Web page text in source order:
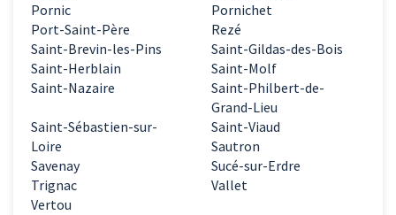
Pornic
Pornichet
Port-Saint-Père
Rezé
Saint-Brevin-les-Pins
Saint-Gildas-des-Bois
Saint-Herblain
Saint-Molf
Saint-Nazaire
Saint-Philbert-de-
Grand-Lieu
Saint-Sébastien-sur-
Loire
Saint-Viaud
Sautron
Savenay
Sucé-sur-Erdre
Trignac
Vallet
Vertou